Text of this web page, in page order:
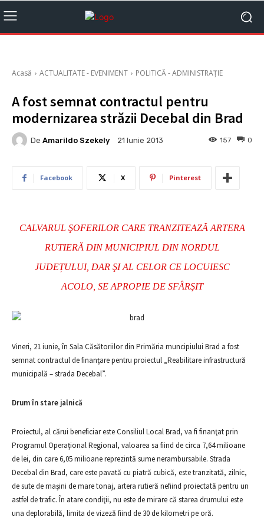
Acasă ACTUALITATE - EVENIMENT POLITICĂ - ADMINISTRAȚIE
A fost semnat contractul pentru
modernizarea străzii Decebal din Brad
De Amarildo Szekely 21 Iunie 2013 0
157
Facebook X Pinterest
CALVARUL ŞOFERILOR CARE TRANZITEAZĂ ARTERA
RUTIERĂ DIN MUNICIPIUL DIN NORDUL
JUDEȚULUI, DAR ŞI AL CELOR CE LOCUIESC
ACOLO, SE APROPIE DE SFÂRŞIT
Vineri, 21 iunie, în Sala Căsătoriilor din Primăria muncipiului Brad a fost
semnat contractul de finanţare pentru proiectul „Reabilitare infrastructură
municipală – strada Decebal”.
Drum în stare jalnică
Proiectul, al cărui beneficiar este Consiliul Local Brad, va fi finanţat prin
Programul Operaţional Regional, valoarea sa fiind de circa 7,64 milioane
de lei, din care 6,05 milioane reprezintă sume nerambursabile. Strada
Decebal din Brad, care este pavată cu piatră cubică, este tranzitată, zilnic,
de sute de maşini de mare tonaj, artera rutieră nefiind proiectată pentru un
astfel de trafic. În atare condiţii, nu este de mirare că starea drumului este
una deplorabilă, limita de vizeză fiind de 30 de kilometri pe oră.